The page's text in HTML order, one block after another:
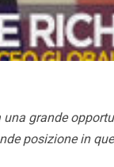
grande
posizione in